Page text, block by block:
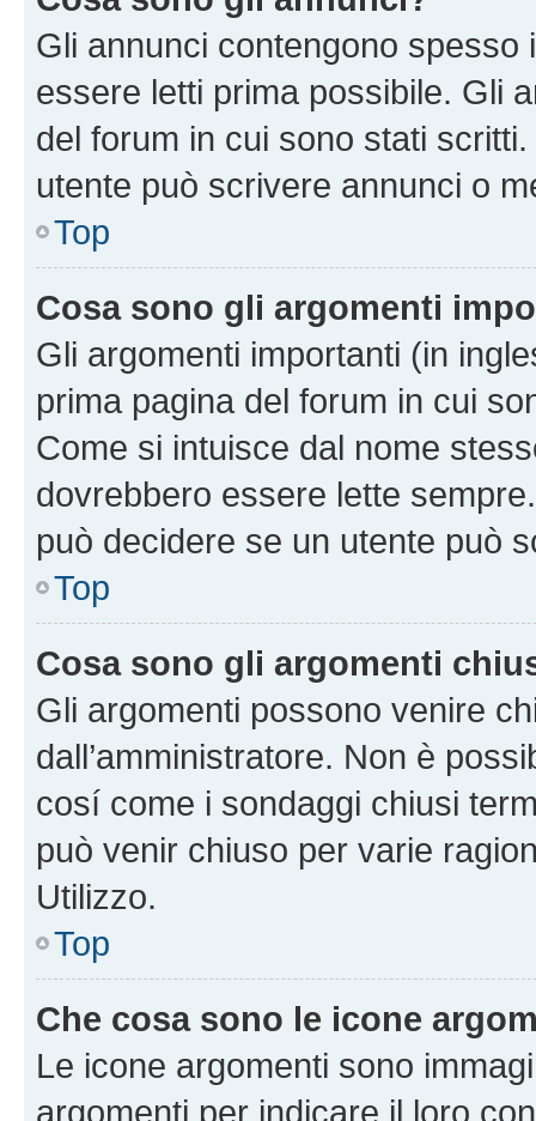
Gli annunci contengono
essere letti prima possibile. Gli
del forum in cui sono stati
utente può scrivere annunci o
Top
Cosa sono gli argomenti
Gli argomenti importanti (in
prima pagina del forum in cui
Come si intuisce dal nome
dovrebbero essere lette
può decidere se un utente può
Top
Cosa sono gli argomenti
Gli argomenti possono venire
dall’amministratore. Non è
cosí come i sondaggi chiusi
può venir chiuso per varie
Utilizzo.
Top
Che cosa sono le icone
Le icone argomenti sono
argomenti per indicare il loro